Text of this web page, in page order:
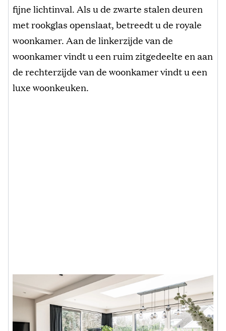
fijne lichtinval. Als u de zwarte stalen deuren
met rookglas openslaat, betreedt u de royale
woonkamer. Aan de linkerzijde van de
woonkamer vindt u een ruim zitgedeelte en aan
de rechterzijde van de woonkamer vindt u een
luxe woonkeuken.